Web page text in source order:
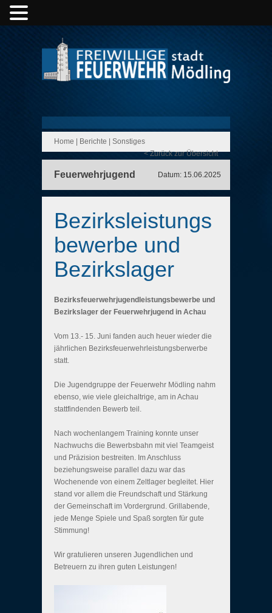
Home Berichte
Sonstiges
< Zurück zur Übersicht
Feuerwehrjugend Datum: 15.06.2025
Bezirksleistungs
bewerbe und
Bezirkslager
Bezirksfeuerwehrjugendleistungsbewerbe und
Bezirkslager der Feuerwehrjugend in Achau
Vom 13.- 15. Juni fanden auch heuer wieder die
jährlichen Bezirksfeuerwehrleistungsberwerbe
statt.
Die Jugendgruppe der Feuerwehr Mödling nahm
ebenso, wie viele gleichaltrige, am in Achau
stattfindenden Bewerb teil.
Nach wochenlangem Training konnte unser
Nachwuchs die Bewerbsbahn mit viel Teamgeist
und Präzision bestreiten. Im Anschluss
beziehungsweise parallel dazu war das
Wochenende von einem Zeltlager begleitet. Hier
stand vor allem die Freundschaft und Stärkung
der Gemeinschaft im Vordergrund. Grillabende,
jede Menge Spiele und Spaß sorgten für gute
Stimmung!
Wir gratulieren unseren Jugendlichen und
Betreuern zu ihren guten Leistungen!